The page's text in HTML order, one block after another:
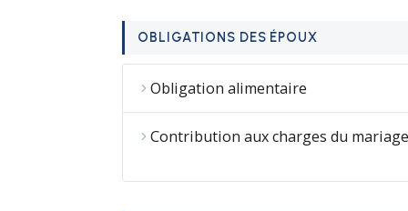
OBLIGATIONS DES ÉPOUX
Obligation alimentaire
Contribution aux charges du